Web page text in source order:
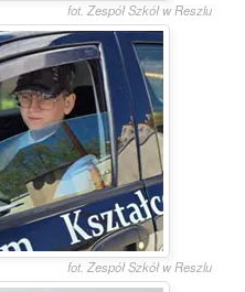
fot. Zespół Szkół w Reszlu
fot. Zespół Szkół w Reszlu